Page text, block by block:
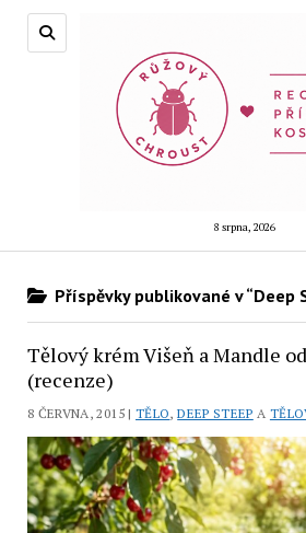
8 srpna, 2026
Příspěvky publikované v “Deep
Tělový krém Višeň a Mandle
(recenze)
8 ČERVNA, 2015 |TĚLO,DEEP STEEP A